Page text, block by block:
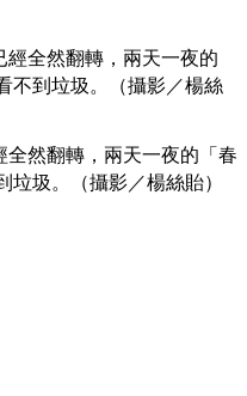
然翻轉，兩天一夜的「春
垃圾。（攝影／楊絲貽）